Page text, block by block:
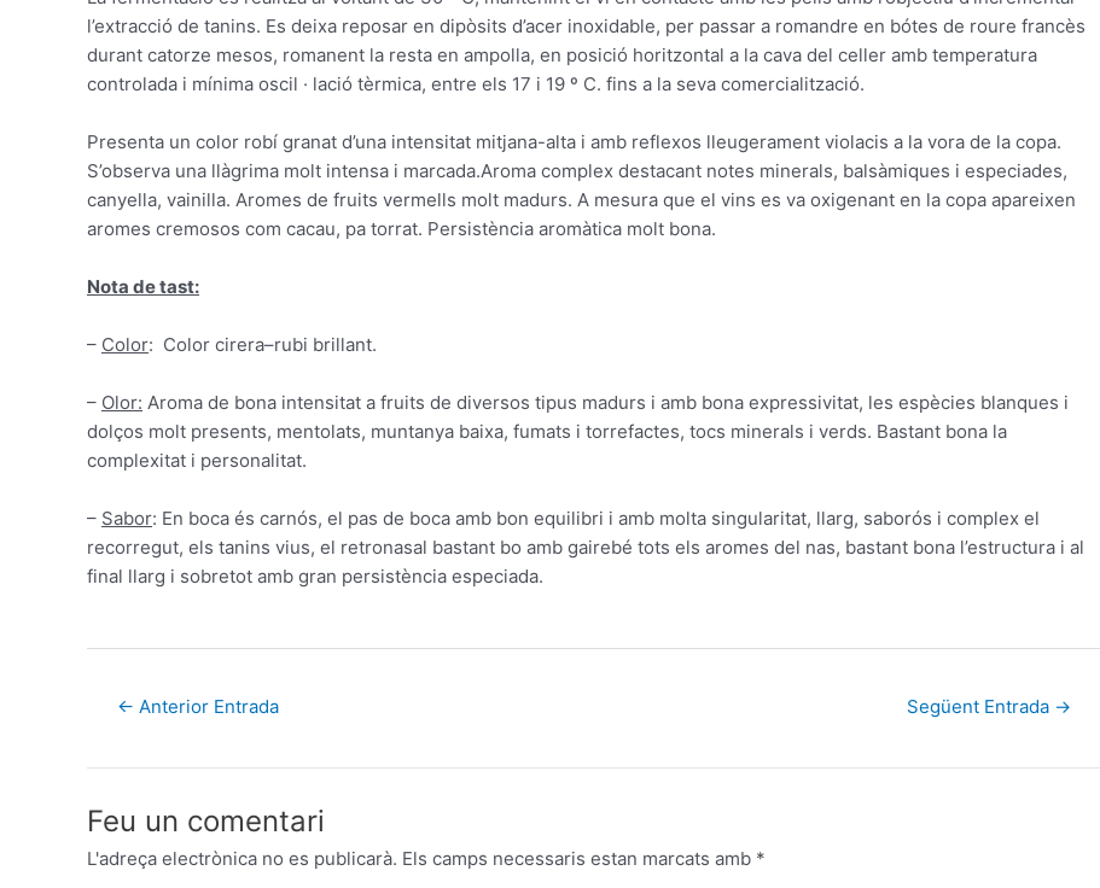
l’extracció de tanins. Es deixa reposar en dipòsits d’acer inoxidable, per passar a romandre en bótes de roure francès
durant catorze mesos, romanent la resta en ampolla, en posició horitzontal a la cava del celler amb temperatura
controlada i mínima oscil · lació tèrmica, entre els 17 i 19 º C. fins a la seva comercialització.
Presenta un color robí granat d’una intensitat mitjana-alta i amb reflexos lleugerament violacis a la vora de la copa.
S’observa una llàgrima molt intensa i marcada.Aroma complex destacant notes minerals, balsàmiques i especiades,
canyella, vainilla. Aromes de fruits vermells molt madurs. A mesura que el vins es va oxigenant en la copa apareixen
aromes cremosos com cacau, pa torrat. Persistència aromàtica molt bona.
Nota de tast:
– Color: Color cirera–rubi brillant.
– Olor: Aroma de bona intensitat a fruits de diversos tipus madurs i amb bona expressivitat, les espècies blanques i
dolços molt presents, mentolats, muntanya baixa, fumats i torrefactes, tocs minerals i verds. Bastant bona la
complexitat i personalitat.
– Sabor: En boca és carnós, el pas de boca amb bon equilibri i amb molta singularitat, llarg, saborós i complex el
recorregut, els tanins vius, el retronasal bastant bo amb gairebé tots els aromes del nas, bastant bona l’estructura i al
final llarg i sobretot amb gran persistència especiada.
← Anterior Entrada Següent Entrada →
Feu un comentari
L'adreça electrònica no es publicarà. Els camps necessaris estan marcats amb *